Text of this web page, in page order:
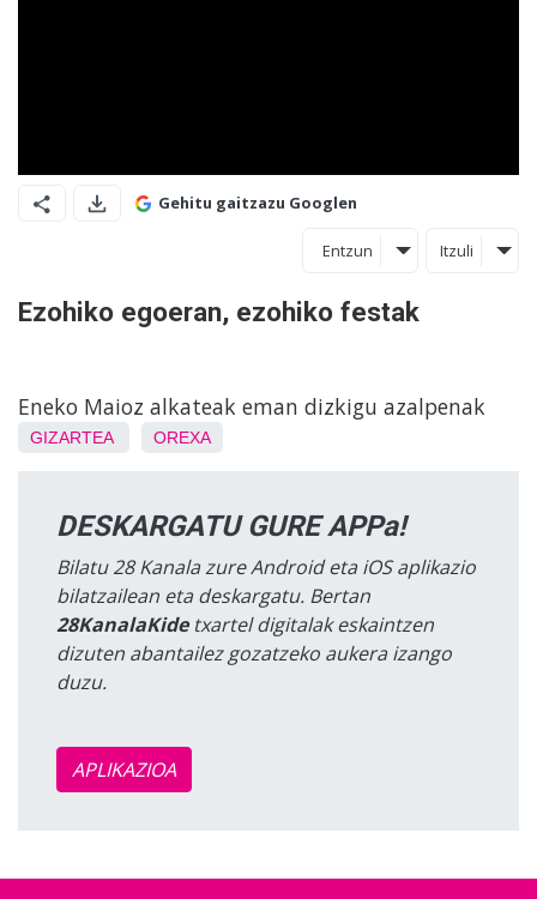
Gehitu gaitzazu Googlen
Entzun Itzuli
Ezohiko egoeran, ezohiko festak
Eneko Maioz alkateak eman dizkigu azalpenak
GIZARTEA OREXA
DESKARGATU GURE APPa!
Bilatu 28 Kanala zure Android eta iOS aplikazio
bilatzailean eta deskargatu. Bertan
28KanalaKidetxartel digitalak eskaintzen
dizuten abantailez gozatzeko aukera izango
duzu.
APLIKAZIOA